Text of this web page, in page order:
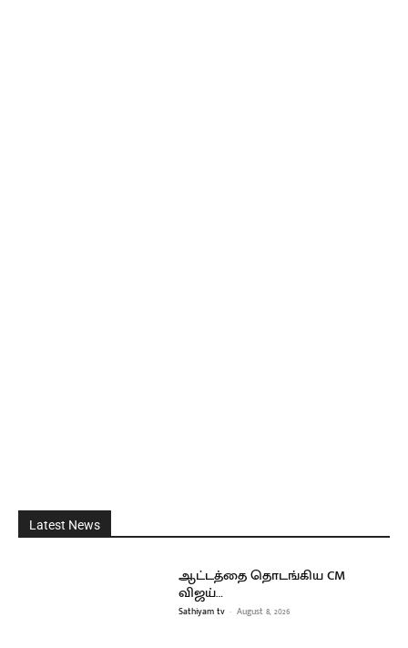
Latest News
ஆட்டத்தை தொடங்கிய CM
விஜய்…
Sathiyam tv - August 8, 2026